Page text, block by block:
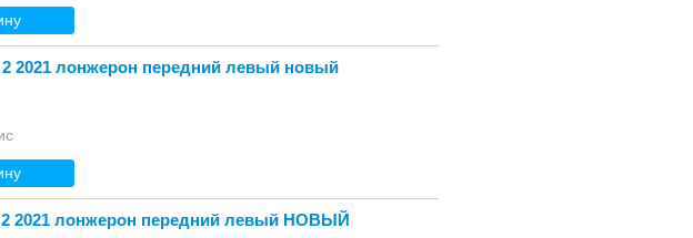
2 2021 лонжерон передний левый новый
2 2021 лонжерон передний левый НОВЫЙ